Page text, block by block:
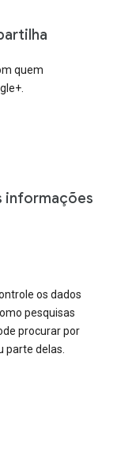
quem
informações
os dados
pesquisas
procurar por
parte delas.